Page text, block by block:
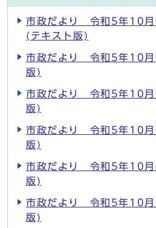
市政だより 令和5年10
(テキスト版)
市政だより 令和5年10
版)
市政だより 令和5年10
版)
市政だより 令和5年10
版)
市政だより 令和5年10
版)
市政だより 令和5年10
版)